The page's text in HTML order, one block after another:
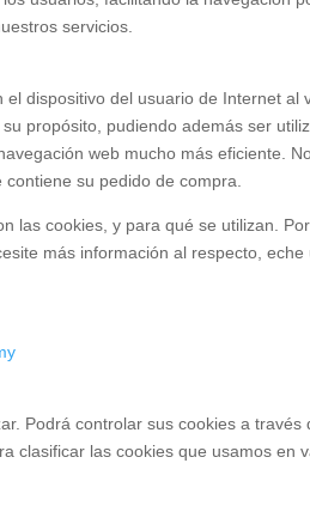
servicios.
dispositivo del usuario de Internet
propósito, pudiendo además ser
web mucho más eficiente.
su pedido de compra.
las cookies, y para qué se utilizan.
más información al respecto,
Podrá controlar sus cookies a
clasificar las cookies que usamos en